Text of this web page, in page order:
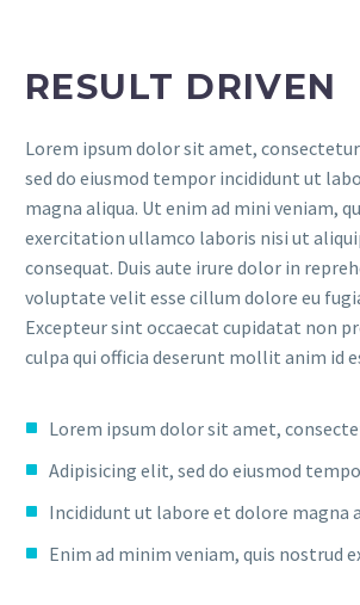
RESULT DRIVEN
Lorem ipsum dolor sit amet,
sed do eiusmod tempor incididunt ut
magna aliqua. Ut enim ad mini veniam,
exercitation ullamco laboris nisi ut
consequat. Duis aute irure dolor in
voluptate velit esse cillum dolore eu
Excepteur sint occaecat cupidatat non
culpa qui officia deserunt mollit anim id
Lorem ipsum dolor sit amet,
Adipisicing elit, sed do eiusmod
Incididunt ut labore et dolore magna
Enim ad minim veniam, quis nostrud